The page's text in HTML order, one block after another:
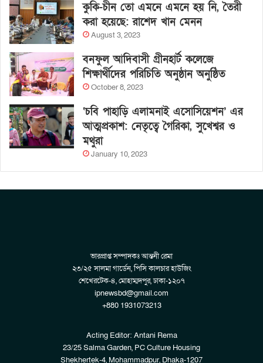
কুকি-চীন তো এমনে এমনে হয় নি, তৈরী
করা হয়েছে: রাশেদ খান মেনন
August 3, 2023
বনফুল আদিবাসী গ্রীনহার্ট কলেজে
শিক্ষার্থীদের পরিচিতি অনুষ্ঠান অনুষ্ঠিত
October 8, 2023
‘চবি পাহাড়ি এলামনাই এসোসিয়েশন’ এর
আত্মপ্রকাশ: নেতৃত্বে গৈরিকা, সুখেশ্বর ও
মথুরা
January 10, 2023
ভারপ্রাপ্ত সম্পাদকঃ আন্তনী রেমা
২৩/২৫ সালমা গার্ডেন, পিসি কালচার হাউজিং
শেখেরটেক-৪, মোহাম্মদপুর, ঢাকা-১২০৭
ipnewsbd@gmail.com
+880 1931073213
Acting Editor: Antani Rema
23/25 Salma Garden, PC Culture Housing
Shekhertek-4, Mohammadpur, Dhaka-1207